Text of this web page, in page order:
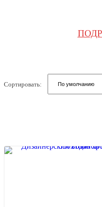
ванной комнате
Если вы
горячего
Сортировать: